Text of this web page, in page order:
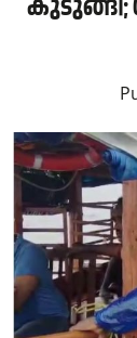
കുടുങ്ങി;